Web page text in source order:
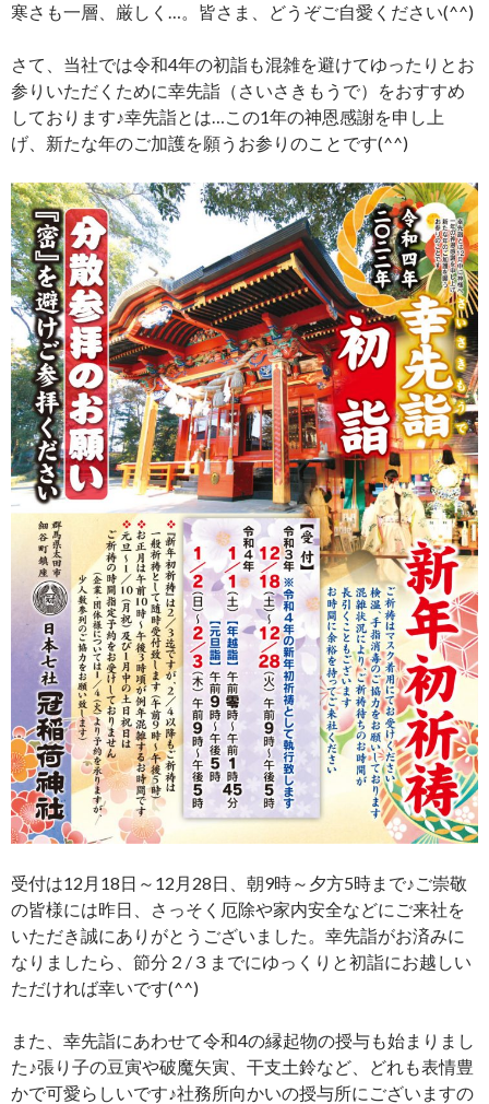
寒さも一層、厳しく…。皆さま、どうぞご自愛ください(^^)
さて、当社では令和4年の初詣も混雑を避けてゆったりとお
参りいただくために幸先詣（さいさきもうで）をおすすめ
しております♪幸先詣とは…この1年の神恩感謝を申し上
げ、新たな年のご加護を願うお参りのことです(^^)
受付は12月18日～12月28日、朝9時～夕方5時まで♪ご崇敬
の皆様には昨日、さっそく厄除や家内安全などにご来社を
いただき誠にありがとうございました。幸先詣がお済みに
なりましたら、節分２/３までにゆっくりと初詣にお越しい
ただければ幸いです(^^)
また、幸先詣にあわせて令和4の縁起物の授与も始まりまし
た♪張り子の豆寅や破魔矢寅、干支土鈴など、どれも表情豊
かで可愛らしいです♪社務所向かいの授与所にございますの